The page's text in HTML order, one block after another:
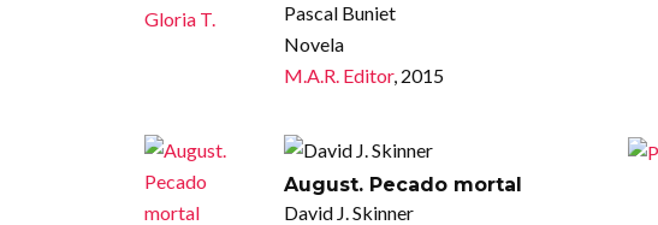
Pascal Buniet
Novela
M.A.R. Editor, 2015
August. Pecado mortal
David J. Skinner